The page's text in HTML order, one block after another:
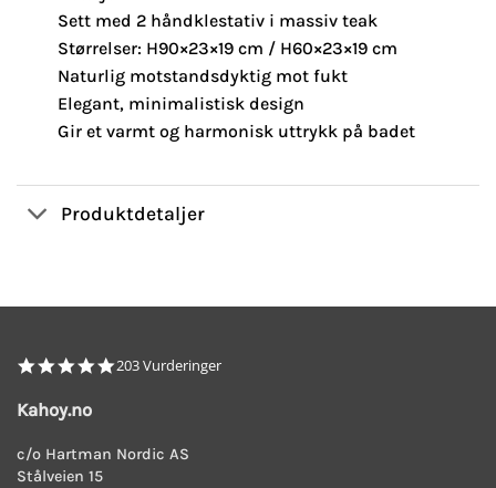
Sett med 2 håndklestativ i massiv teak
Størrelser: H90×23×19 cm / H60×23×19 cm
Naturlig motstandsdyktig mot fukt
Elegant, minimalistisk design
Gir et varmt og harmonisk uttrykk på badet
Produktdetaljer
4.8
203 Vurderinger
Kahoy.no
c/o Hartman Nordic AS
Stålveien 15